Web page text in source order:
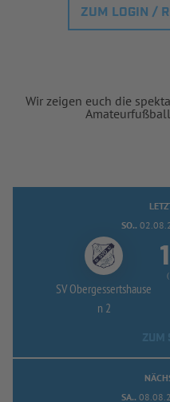
ZUM LOGIN /
Wir zeigen euch die
SO..
SV Obergessertshause
n 2

SA..